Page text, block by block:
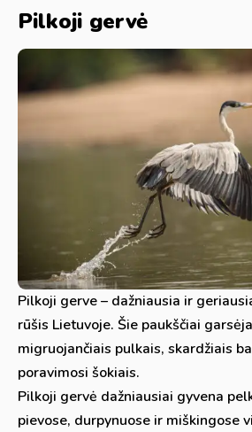
Pilkoji gervė
Pilkoji gerve – dažniausia ir
rūšis Lietuvoje. Šie paukščiai
migruojančiais pulkais, skardžiais
poravimosi šokiais.
Pilkoji gervė dažniausiai gyvena
pievose, durpynuose ir miškingose